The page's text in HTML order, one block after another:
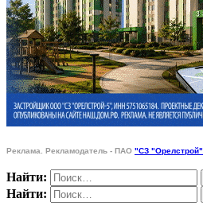
Реклама. Рекламодатель - ПАО "СЗ "Орелстрой"
Найти:
Найти: